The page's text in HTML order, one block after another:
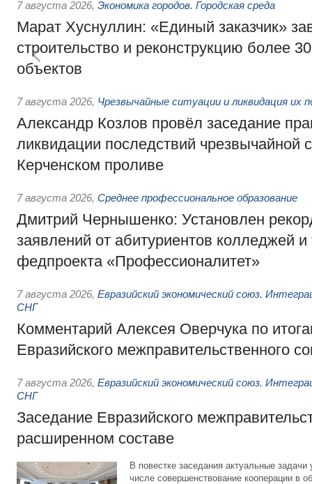
7 августа 2026, Экономика городов. Городская среда
Марат Хуснуллин: «Единый заказчик»
строительство и реконструкцию более
объектов
7 августа 2026, Чрезвычайные ситуации и ликвидация их
Александр Козлов провёл заседание
ликвидации последствий чрезвычайной
Керченском проливе
7 августа 2026, Среднее профессиональное образование
Дмитрий Чернышенко: Установлен
заявлений от абитуриентов колледжей и
федпроекта «Профессионалитет»
7 августа 2026, Евразийский экономический союз.
СНГ
Комментарий Алексея Оверчука по
Евразийского межправительственного
7 августа 2026, Евразийский экономический союз.
СНГ
Заседание Евразийского
расширенном составе
В повестке заседания актуальные задачи
числе совершенствование кооперации в